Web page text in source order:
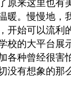
原来这里也有
暖。慢慢地，
开始可以流利
校的大平台展
各种曾经很害
没有想象的那